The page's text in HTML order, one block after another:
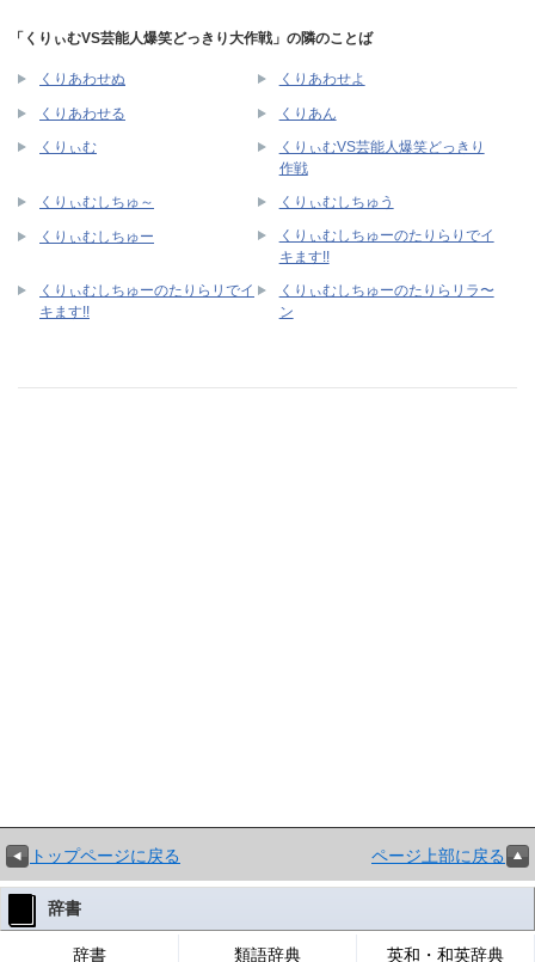
「くりぃむVS芸能人爆笑どっきり大作戦」の隣のことば
くりあわせぬ くりあわせよ
くりあわせる くりあん
くりぃむ
くりぃむVS芸能人爆笑どっきり
作戦
くりぃむしちゅ～ くりぃむしちゅう
くりぃむしちゅー
くりぃむしちゅーのたりらりでイ
キます!!
くりぃむしちゅーのたりらリでイ
キます!!
くりぃむしちゅーのたりらリラ〜
ン
トップページに戻る ページ上部に戻る
辞書
辞書 類語辞典 英和・和英辞典